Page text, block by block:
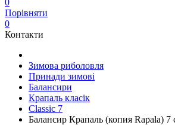
0
Порівняти
0
Контакти
Зимова риболовля
Принади зимові
Балансири
Крапаль класік
Classic 7
Балансир Крапаль (копия Rapala) 7